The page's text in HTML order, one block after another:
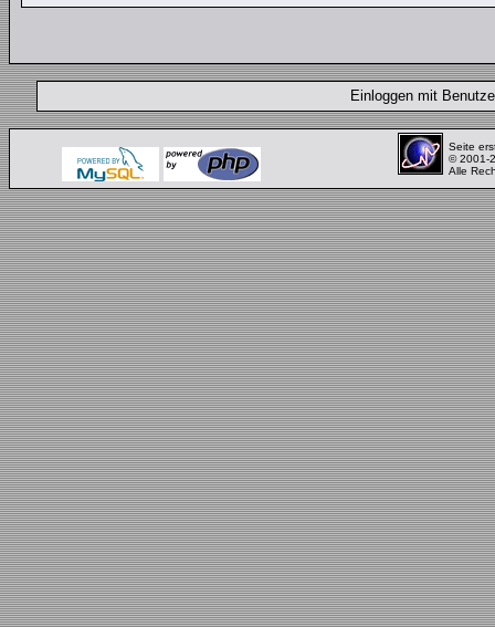
Einloggen mit
Seite
© 2001-
Alle